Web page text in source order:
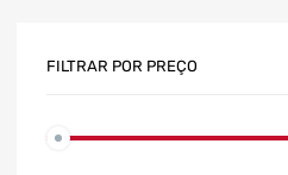
FILTRAR POR PREÇO